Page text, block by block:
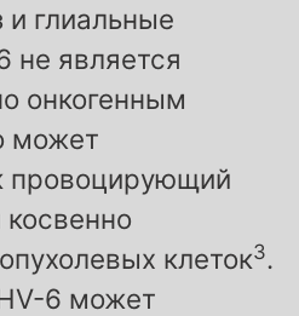
и глиальные
не является
онкогенным
может
провоцирующий
клеток3.
6 может